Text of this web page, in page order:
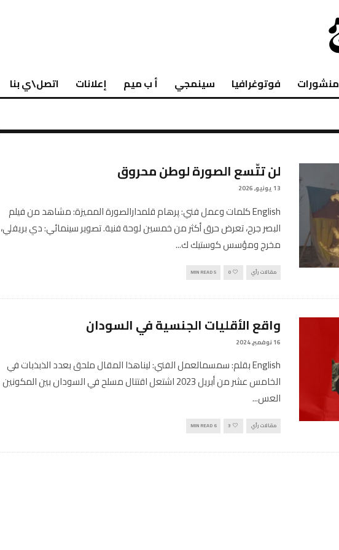
منشورات فوتوغرافيا سينمجي أ ب ميم إعلانات اتصل\ي بنا
لن تتّسع الصورة لوطن محروق
13 يونيو, 2026
English كلمات وعمل فني: پرهام قلمدارالصورة المميزة: مشاهد من فيلم
البصر جرح، تعرض حرق أكثر من خمسين لوحة فنية. تصوير سينمائي: دي بريفلي،
مخرج ومؤسس كوستيك ك...
مقالات رأي 0
5 MIN READ
واقع الأقليات الجنسية في السودان
16 نوفمبر, 2024
English بقلم: سمسمالعمل الفني: ليناهذا المقال ملحق بعدد الذبذبات في
الخامس عشر من أبريل 2023 اشتعل اقتتال مسلح في السودان بين المكونين
العس...
مقالات رأي 3
6 MIN READ